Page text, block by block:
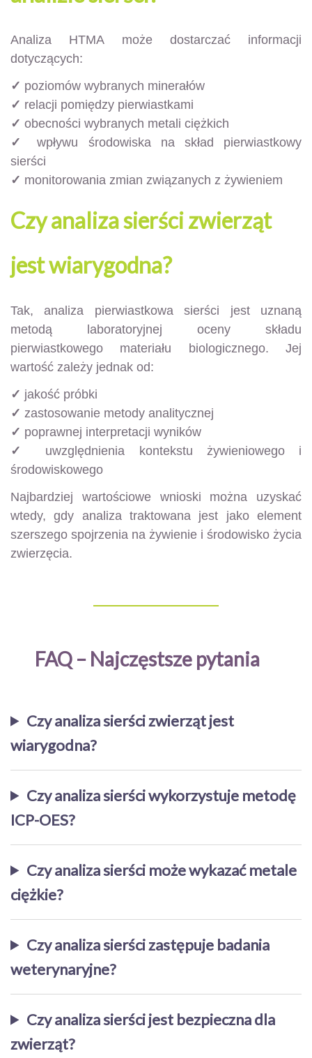
Analiza HTMA może dostarczać informacji
dotyczących:
✓ poziomów wybranych minerałów
✓ relacji pomiędzy pierwiastkami
✓ obecności wybranych metali ciężkich
✓
wpływu środowiska na skład pierwiastkowy
sierści
✓ monitorowania zmian związanych z żywieniem
Czy analiza sierści zwierząt
jest wiarygodna?
Tak, analiza pierwiastkowa sierści jest uznaną
metodą laboratoryjnej oceny składu
pierwiastkowego materiału biologicznego. Jej
wartość zależy jednak od:
✓ jakość próbki
✓ zastosowanie metody analitycznej
✓ poprawnej interpretacji wyników
✓
uwzględnienia kontekstu żywieniowego i
środowiskowego
Najbardziej wartościowe wnioski można uzyskać
wtedy, gdy analiza traktowana jest jako element
szerszego spojrzenia na żywienie i środowisko życia
zwierzęcia.
FAQ – Najczęstsze pytania
Czy analiza sierści zwierząt jest
wiarygodna?
Czy analiza sierści wykorzystuje metodę
ICP-OES?
Czy analiza sierści może wykazać metale
ciężkie?
Czy analiza sierści zastępuje badania
weterynaryjne?
Czy analiza sierści jest bezpieczna dla
zwierząt?